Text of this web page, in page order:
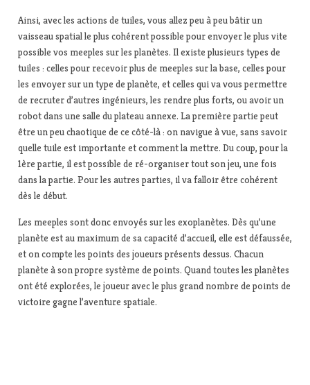
Ainsi, avec les actions de tuiles, vous allez peu à peu bâtir un
vaisseau spatial le plus cohérent possible pour envoyer le plus vite
possible vos meeples sur les planètes. Il existe plusieurs types de
tuiles : celles pour recevoir plus de meeples sur la base, celles pour
les envoyer sur un type de planète, et celles qui va vous permettre
de recruter d’autres ingénieurs, les rendre plus forts, ou avoir un
robot dans une salle du plateau annexe. La première partie peut
être un peu chaotique de ce côté-là : on navigue à vue, sans savoir
quelle tuile est importante et comment la mettre. Du coup, pour la
1ère partie, il est possible de ré-organiser tout son jeu, une fois
dans la partie. Pour les autres parties, il va falloir être cohérent
dès le début.
Les meeples sont donc envoyés sur les exoplanètes. Dès qu’une
planète est au maximum de sa capacité d’accueil, elle est défaussée,
et on compte les points des joueurs présents dessus. Chacun
planète à son propre système de points. Quand toutes les planètes
ont été explorées, le joueur avec le plus grand nombre de points de
victoire gagne l’aventure spatiale.